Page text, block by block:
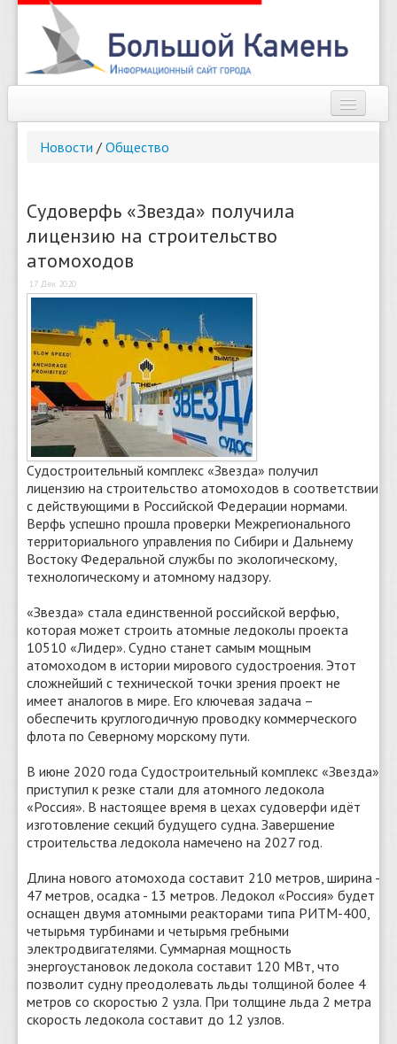
Справочник
Новости / Общество
Судоверфь «Звезда» получила
лицензию на строительство
атомоходов
17 Дек 2020
Судостроительный комплекс «Звезда» получил
лицензию на строительство атомоходов в соответствии
с действующими в Российской Федерации нормами.
Верфь успешно прошла проверки Межрегионального
территориального управления по Сибири и Дальнему
Востоку Федеральной службы по экологическому,
технологическому и атомному надзору.
«Звезда» стала единственной российской верфью,
которая может строить атомные ледоколы проекта
10510 «Лидер». Судно станет самым мощным
атомоходом в истории мирового судостроения. Этот
сложнейший с технической точки зрения проект не
имеет аналогов в мире. Его ключевая задача –
обеспечить круглогодичную проводку коммерческого
флота по Северному морскому пути.
В июне 2020 года Судостроительный комплекс «Звезда»
приступил к резке стали для атомного ледокола
«Россия». В настоящее время в цехах судоверфи идёт
изготовление секций будущего судна. Завершение
строительства ледокола намечено на 2027 год.
Длина нового атомохода составит 210 метров, ширина -
47 метров, осадка - 13 метров. Ледокол «Россия» будет
оснащен двумя атомными реакторами типа РИТМ-400,
четырьмя турбинами и четырьмя гребными
электродвигателями. Суммарная мощность
энергоустановок ледокола составит 120 МВт, что
позволит судну преодолевать льды толщиной более 4
метров со скоростью 2 узла. При толщине льда 2 метра
скорость ледокола составит до 12 узлов.